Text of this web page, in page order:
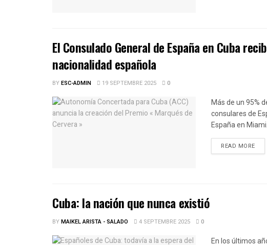
El Consulado General de España en Cuba
nacionalidad española
BYESC-ADMIN 19 SEPTEMBRE 2025 0
Más de un 95%
consulares de
España en Miami.
READ MORE
Cuba: la nación que nunca existió
BYMAIKEL ARISTA - SALADO 4 SEPTEMBRE 2025 0
En los últimos